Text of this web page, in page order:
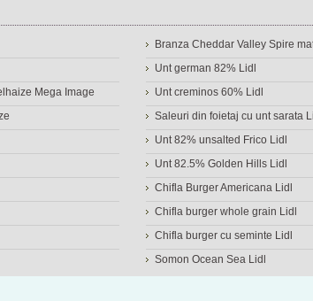
Mega Image
Branza Cheddar Valley Spire
Unt german 82% Lidl
Unt creminos 60% Lidl
Saleuri din foietaj cu unt sarata
Unt 82% unsalted Frico Lidl
Unt 82.5% Golden Hills Lidl
Chifla Burger Americana Lidl
Chifla burger whole grain Lidl
Chifla burger cu seminte Lidl
Somon Ocean Sea Lidl